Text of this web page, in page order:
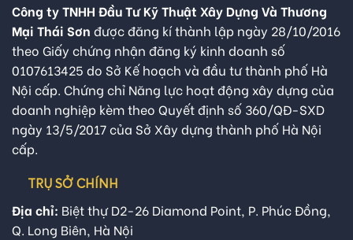
Công ty TNHH Đầu Tư Kỹ Thuật Xây Dựng Và Thương
Mại Thái Sơn được đăng kí thành lập ngày 28/10/2016
theo Giấy chứng nhận đăng ký kinh doanh số
0107613425 do Sở Kế hoạch và đầu tư thành phố Hà
Nội cấp. Chứng chỉ Năng lực hoạt động xây dựng của
doanh nghiệp kèm theo Quyết định số 360/QĐ-SXD
ngày 13/5/2017 của Sở Xây dựng thành phố Hà Nội
cấp.
TRỤ SỞ CHÍNH
Địa chỉ: Biệt thự D2-26 Diamond Point, P. Phúc Đồng,
Q. Long Biên, Hà Nội